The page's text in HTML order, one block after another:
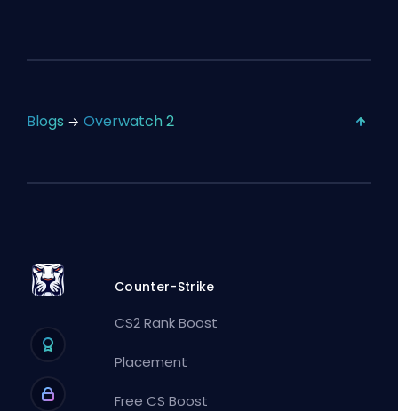
Blogs Overwatch 2
Counter-Strike
CS2 Rank Boost
Placement
Free CS Boost